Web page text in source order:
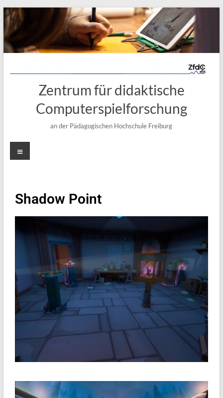
Zentrum für didaktische
Computerspielforschung
an der Pädagogischen Hochschule Freiburg
Shadow Point